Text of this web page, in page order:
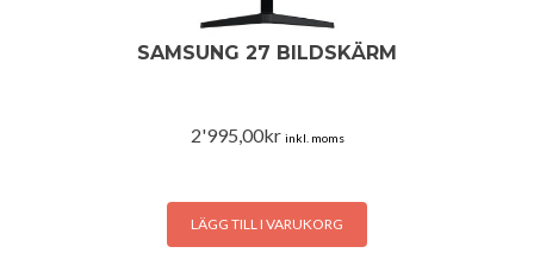
SAMSUNG 27 BILDSKÄRM
2'995,00kr inkl. moms
LÄGG TILL I VARUKORG